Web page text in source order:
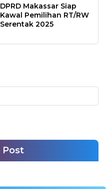
Depan
DPRD Makassar Siap
Kawal Pemilihan RT/RW
Serentak 2025
Post